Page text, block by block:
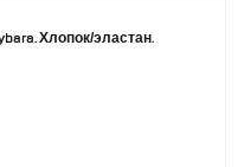
Хлопок/эластан.